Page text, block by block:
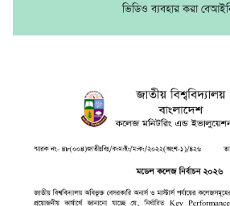
ভিডিও ব্যবহার করা